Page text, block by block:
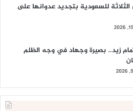
الثلاثة للسعودية بتجديد عدوانها على
زيد.. بصيرة وجهاد في وجه الظلم